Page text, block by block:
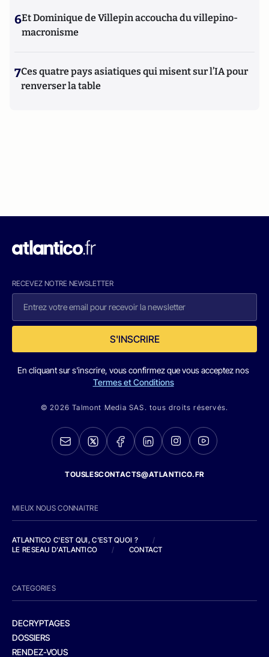
6Et Dominique de Villepin accoucha du villepino-
macronisme
7Ces quatre pays asiatiques qui misent sur l’IA pour
renverser la table
RECEVEZ NOTRE NEWSLETTER
S'INSCRIRE
En cliquant sur s'inscrire, vous confirmez que vous acceptez nos
Termes et Conditions
© 2026 Talmont Media SAS. tous droits réservés.
TOUSLESCONTACTS@ATLANTICO.FR
MIEUX NOUS CONNAITRE
ATLANTICO C'EST QUI, C'EST QUOI ?
/
LE RESEAU D'ATLANTICO
/ CONTACT
CATEGORIES
DECRYPTAGES
DOSSIERS
RENDEZ-VOUS